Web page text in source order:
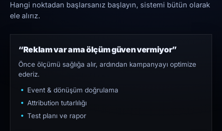
Hangi noktadan başlarsanız başlayın, sistemi bütün olarak
ele alırız.
“Reklam var ama ölçüm güven vermiyor”
Önce ölçümü sağlığa alır, ardından kampanyayı optimize
ederiz.
Event & dönüşüm doğrulama
Attribution tutarlılığı
Test planı ve rapor